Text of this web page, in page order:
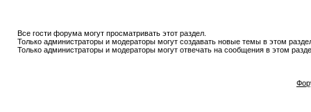
Все гости форума могут просматривать этот раздел.
Только администраторы и модераторы могут создавать новые темы в этом
Только администраторы и модераторы могут отвечать на сообщения в этом